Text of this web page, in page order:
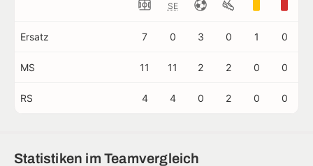
SE
Ersatz 7 0 3 0 1 0
MS 11 11 2 2 0 0
RS 4 4 0 2 0 0
Statistiken im Teamvergleich